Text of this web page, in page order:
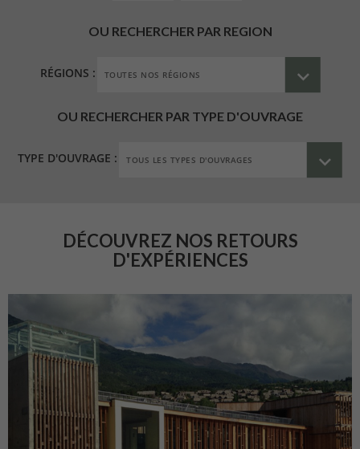
OU RECHERCHER PAR REGION
RÉGIONS :
OU RECHERCHER PAR TYPE D'OUVRAGE
TYPE D'OUVRAGE :
DÉCOUVREZ NOS RETOURS
D'EXPÉRIENCES